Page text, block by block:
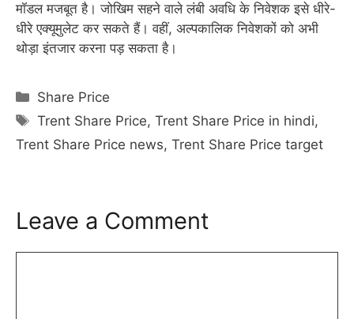
मॉडल मजबूत है। जोखिम सहने वाले लंबी अवधि के निवेशक इसे धीरे-
धीरे एक्यूमुलेट कर सकते हैं। वहीं, अल्पकालिक निवेशकों को अभी
थोड़ा इंतजार करना पड़ सकता है।
Categories
Share Price
Tags
Trent Share Price,Trent Share Price in hindi,
Trent Share Price news, Trent Share Price target
Leave a Comment